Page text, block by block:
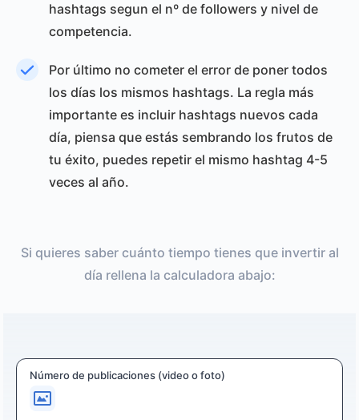
hashtags segun el nº de followers y nivel de
competencia.
Por último no cometer el error de poner todos
los días los mismos hashtags. La regla más
importante es incluir hashtags nuevos cada
día, piensa que estás sembrando los frutos de
tu éxito, puedes repetir el mismo hashtag 4-5
veces al año.
Si quieres saber cuánto tiempo tienes que invertir al
día rellena la calculadora abajo:
Número de publicaciones (video o foto)